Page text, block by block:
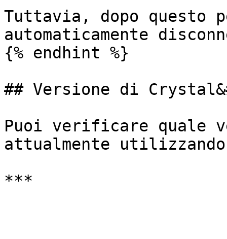
Tuttavia, dopo questo
automaticamente
{% endhint %}
## Versione di
Puoi verificare quale
attualmente